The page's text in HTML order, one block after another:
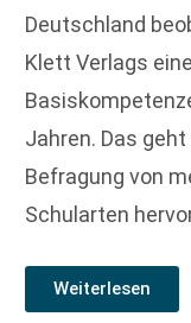
Deutschland
Klett Verlags
Jahren. Das
Befragung von
Schularten
Weiterlesen